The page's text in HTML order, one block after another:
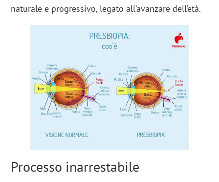
naturale e progressivo, legato all’avanzare dell’età.
Processo inarrestabile